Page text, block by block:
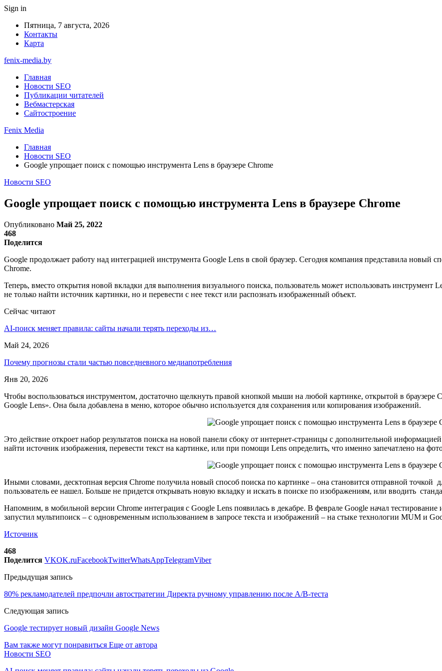
Sign in
Пятница, 7 августа, 2026
Контакты
Карта
fenix-media.by
Главная
Новости SEO
Публикации читателей
Вебмастерская
Сайтостроение
Fenix Media
Главная
Новости SEO
Google упрощает поиск c помощью инструмента Lens в браузере Chrome
Новости SEO
Google упрощает поиск c помощью инструмента Lens в браузере Chrome
Опубликовано Май 25, 2022
468
Поделится
Google продолжает работу над интеграцией инструмента Google Lens в свой браузер. Сегодня компания представила новый
Chrome.
Теперь, вместо открытия новой вкладки для выполнения визуального поиска, пользователь может использовать инструмент
не только найти источник картинки, но и перевести с нее текст или распознать изображенный объект.
Сейчас читают
AI-поиск меняет правила: сайты начали терять переходы из…
Май 24, 2026
Почему прогнозы стали частью повседневного медиапотребления
Янв 20, 2026
Чтобы воспользоваться инструментом, достаточно щелкнуть правой кнопкой мыши на любой картинке, открытой в
Google Lens». Она была добавлена в меню, которое обычно используется для сохранения или копирования изображений.
Это действие откроет набор результатов поиска на новой панели сбоку от интернет-страницы с дополнительной
найти источник изображения, перевести текст на картинке, или при помощи Lens определить, что именно запечатлено на
Иными словами, десктопная версия Chrome получила новый способ поиска по картинке – она становится отправной точкой
пользователь ее нашел. Больше не придется открывать новую вкладку и искать в поиске по изображениям, или вводить
Напомним, в мобильной версии Chrome интеграция с Google Lens появилась в декабре. В феврале Google начал
запустил мультипоиск – с одновременным использованием в запросе текста и изображений – на стыке технологии MUM и
Источник
468
Поделится VKOK.ruFacebookTwitterWhatsAppTelegramViber
Предыдущая запись
80% рекламодателей предпочли автостратегии Директа ручному управлению после A/B-теста
Следующая запись
Google тестирует новый дизайн Google News
Вам также могут понравиться Еще от автора
Новости SEO